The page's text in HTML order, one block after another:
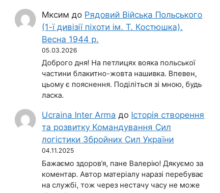
Мксим до Рядовий Війська Польського
(1-ї дивізії піхоти ім. Т. Костюшка).
Весна 1944 р.
05.03.2026
Доброго дня! На петлицях вояка польської
частини блакитно-жовта нашивка. Впевен,
цьому є пояснення. Поділіться зі мною, будь
ласка.
Ucraina Inter Arma до Історія створення
та розвитку Командування Сил
логістики Збройних Сил України
04.11.2025
Бажаємо здоров’я, пане Валерію! Дякуємо за
коментар. Автор матеріалу наразі перебуває
на службі, тож через нестачу часу не може